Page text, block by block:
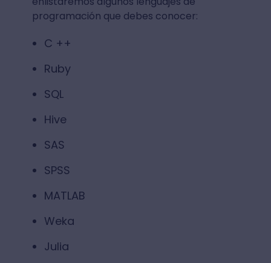
programación que debes conocer:
C ++
Ruby
SQL
Hive
SAS
SPSS
MATLAB
Weka
Julia